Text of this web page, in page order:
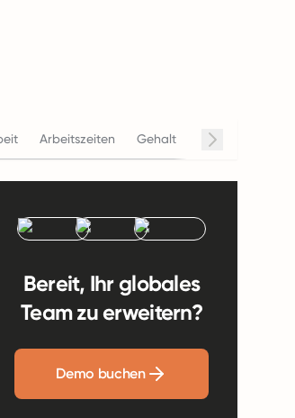
Arbeitszeiten Gehalt Beendigung
Bereit, Ihr globales
Team zu erweitern?
Demo buchen